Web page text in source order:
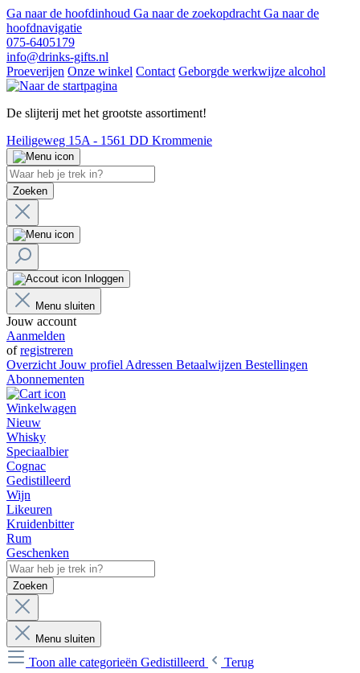
Ga naar de hoofdinhoud Ga naar de zoekopdracht Ga naar de
hoofdnavigatie
075-6405179
info@drinks-gifts.nl
Proeverijen Onze winkel Contact Geborgde werkwijze alcohol
De slijterij met het grootste assortiment!
Heiligeweg 15A - 1561 DD Krommenie
Zoeken
Inloggen
Menu sluiten
Jouw account
Aanmelden
ofregistreren
Overzicht Jouw profiel Adressen Betaalwijzen Bestellingen
Abonnementen
Winkelwagen
Nieuw
Whisky
Speciaalbier
Cognac
Gedistilleerd
Wijn
Likeuren
Kruidenbitter
Rum
Geschenken
Zoeken
Menu sluiten
Toon alle categorieën Gedistilleerd
Terug